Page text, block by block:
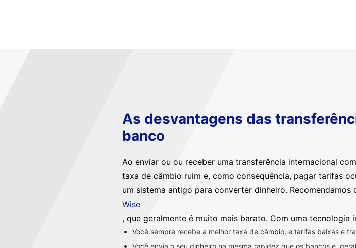
As desvantagens das
banco
Ao enviar ou ou receber uma transferência internacional
taxa de câmbio ruim e, como consequência, pagar tarifas
um sistema antigo para converter dinheiro. Recomendamos
Wise
, que geralmente é muito mais barato. Com uma tecnologia
Você sempre recebe a melhor taxa de câmbio, e tarifas baixas e
Você envia o seu dinheiro na mesma rapidez que os bancos e,